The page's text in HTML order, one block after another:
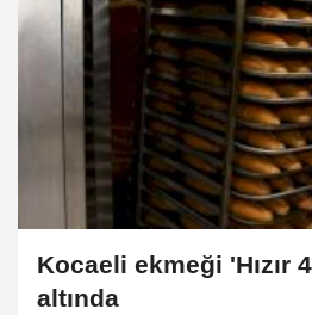
Kocaeli ekmeği 'Hızır
altında